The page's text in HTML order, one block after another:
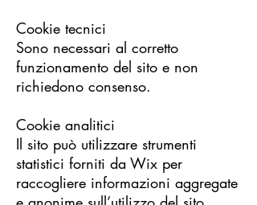
Cookie tecnici
Sono necessari al corretto
funzionamento del sito e non
richiedono consenso.
Cookie analitici
Il sito può utilizzare strumenti
statistici forniti da Wix per
raccogliere informazioni aggregate